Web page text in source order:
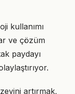
kullanımı
ve çözüm
paydayı
artırmak,